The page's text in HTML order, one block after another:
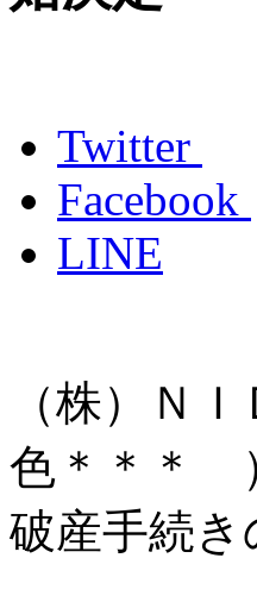
Twitter
Facebook
LINE
（株）Ｎ
色＊＊＊
破産手続